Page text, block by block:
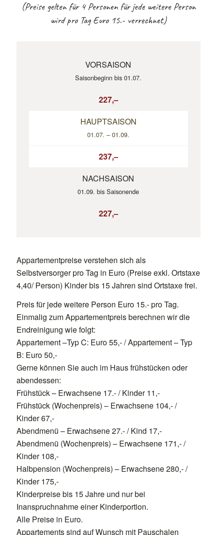
(Preise gelten für 4 Personen für jede weitere Person
wird pro Tag Euro 15.- verrechnet)
VORSAISON
Saisonbeginn bis 01.07.
227,–
HAUPTSAISON
01.07. – 01.09.
237,–
NACHSAISON
01.09. bis Saisonende
227,–
Appartementpreise verstehen sich als
Selbstversorger pro Tag in Euro (Preise exkl. Ortstaxe
4,40/ Person) Kinder bis 15 Jahren sind Ortstaxe frei.
Preis für jede weitere Person Euro 15.- pro Tag.
Einmalig zum Appartementpreis berechnen wir die
Endreinigung wie folgt:
Appartement –Typ C: Euro 55,- / Appartement – Typ
B: Euro 50,-
Gerne können Sie auch im Haus frühstücken oder
abendessen:
Frühstück – Erwachsene 17.- / Kinder 11,-
Frühstück (Wochenpreis) – Erwachsene 104,- /
Kinder 67,-
Abendmenü – Erwachsene 27.- / Kind 17,-
Abendmenü (Wochenpreis) – Erwachsene 171,- /
Kinder 108,-
Halbpension (Wochenpreis) – Erwachsene 280,- /
Kinder 175,-
Kinderpreise bis 15 Jahre und nur bei
Inanspruchnahme einer Kinderportion.
Alle Preise in Euro.
Appartements sind auf Wunsch mit Pauschalen